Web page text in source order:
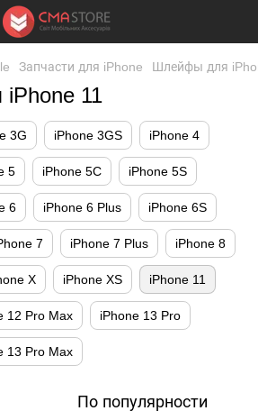
Запчасти для iPhone Шлейфы для
11
3G iPhone 3GS iPhone 4
5 iPhone 5C iPhone 5S
6 iPhone 6 Plus iPhone 6S
7 iPhone 7 Plus iPhone 8
X iPhone XS iPhone 11
12 Pro Max iPhone 13 Pro
13 Pro Max
По популярности